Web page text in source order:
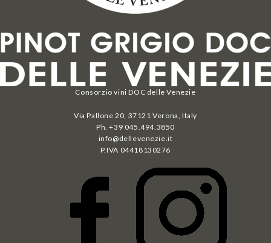
Consorzio vini DOC delle Venezie
Via Pallone 20, 37121 Verona, Italy
Ph. +39 045.494.3850
info@dellevenezie.it
P.IVA 04418130276